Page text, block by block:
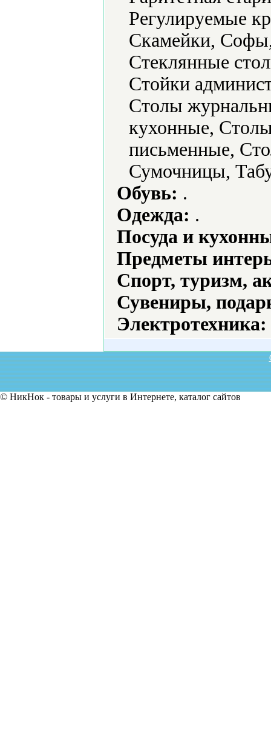
Регулируемые
Скамейки,
Стеклянные
Стойки
Столы
кухонные,
письменные,
Сумочницы,
Обувь: .
Одежда: .
Посуда и
Предметы
Спорт, туризм,
Сувениры,
Электротехника:
© НикНок - товары и услуги в Интернете, каталог сайтов